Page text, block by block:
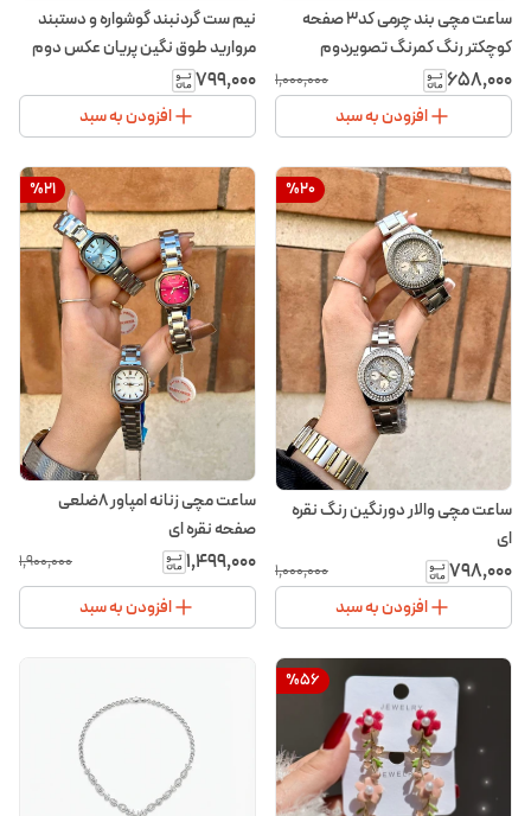
ساعت مچی بند چرمی کد۳ صفحه
کوچکتر رنگ کمرنگ تصویر‌دوم
۶۵۸٬۰۰۰ ۱٬۰۰۰٬۰۰۰
افزودن به سبد
نیم ست گردنبند گوشواره و دستبند
مروارید طوق نگین پریان عکس دوم
۷۹۹٬۰۰۰
افزودن به سبد
%20
ساعت مچی والار دورنگین رنگ نقره
ای
۷۹۸٬۰۰۰ ۱٬۰۰۰٬۰۰۰
افزودن به سبد
%21
ساعت مچی زنانه امپاور ۸ضلعی
صفحه نقره ای
۱٬۴۹۹٬۰۰۰ ۱٬۹۰۰٬۰۰۰
افزودن به سبد
%56